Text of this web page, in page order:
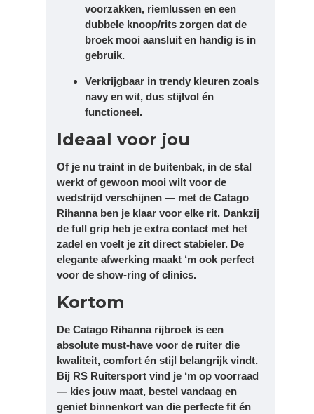
voorzakken, riemlussen en een
dubbele knoop/rits zorgen dat de
broek mooi aansluit en handig is in
gebruik.
Verkrijgbaar in trendy kleuren zoals
navy en wit, dus stijlvol én
functioneel.
Ideaal voor jou
Of je nu traint in de buitenbak, in de stal
werkt of gewoon mooi wilt voor de
wedstrijd verschijnen — met de Catago
Rihanna ben je klaar voor elke rit. Dankzij
de full grip heb je extra contact met het
zadel en voelt je zit direct stabieler. De
elegante afwerking maakt ‘m ook perfect
voor de show-ring of clinics.
Kortom
De Catago Rihanna rijbroek is een
absolute must-have voor de ruiter die
kwaliteit, comfort én stijl belangrijk vindt.
Bij RS Ruitersport vind je ‘m op voorraad
— kies jouw maat, bestel vandaag en
geniet binnenkort van die perfecte fit én